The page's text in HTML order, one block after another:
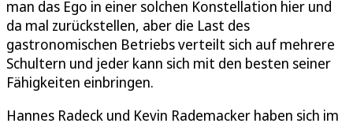
man das Ego in einer solchen Konstellation hier und
da mal zurückstellen, aber die Last des
gastronomischen Betriebs verteilt sich auf mehrere
Schultern und jeder kann sich mit den besten seiner
Fähigkeiten einbringen.
Hannes Radeck und Kevin Rademacker haben sich im